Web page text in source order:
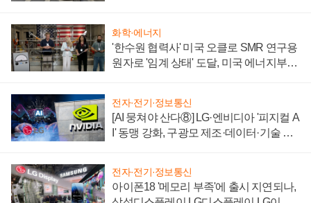
화학·에너지
'한수원 협력사' 미국 오클로 SMR 연구용
원자로 '임계 상태' 도달, 미국 에너지부
전자·전기·정보통신
[AI 뭉쳐야 산다⑧] LG·엔비디아 '피지컬 A
I' 동맹 강화, 구광모 제조·데이터·기술 결
전자·전기·정보통신
아이폰18 '메모리 부족'에 출시 지연되나,